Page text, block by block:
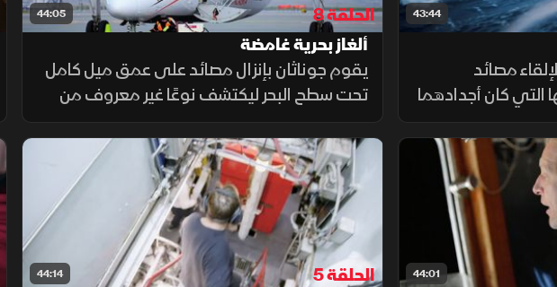
43:44
مصائد
كان أجدادهما
القرن الماضي،
الخطورة عندما
44:05
الحلقة 8
ألغاز بحرية غامضة
يقوم جوناثان بإنزال مصائد على عمق ميل كامل
تحت سطح البحر ليكتشف نوعًا غير معروف من
الكائنات البحرية، بينما يضطر جيك إلى مواجهة
واقع صعب بعد إصابة ابنة أخيه شايان على متن
سفينة "ساغا".
44:01
44:14
الحلقة 5